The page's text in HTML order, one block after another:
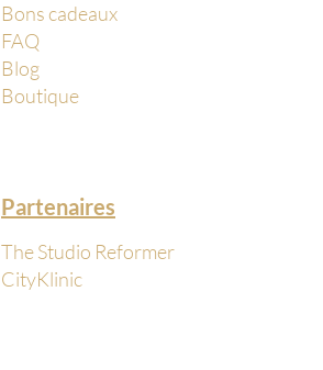
Bons cadeaux
FAQ
Blog
Boutique
Partenaires
The Studio Reformer
CityKlinic